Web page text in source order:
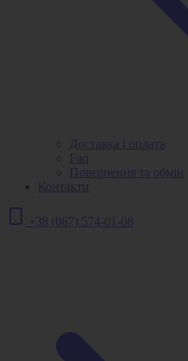
Доставка і оплата
Faq
Повернення та обмін
Контакти
+38 (067) 574-01-08